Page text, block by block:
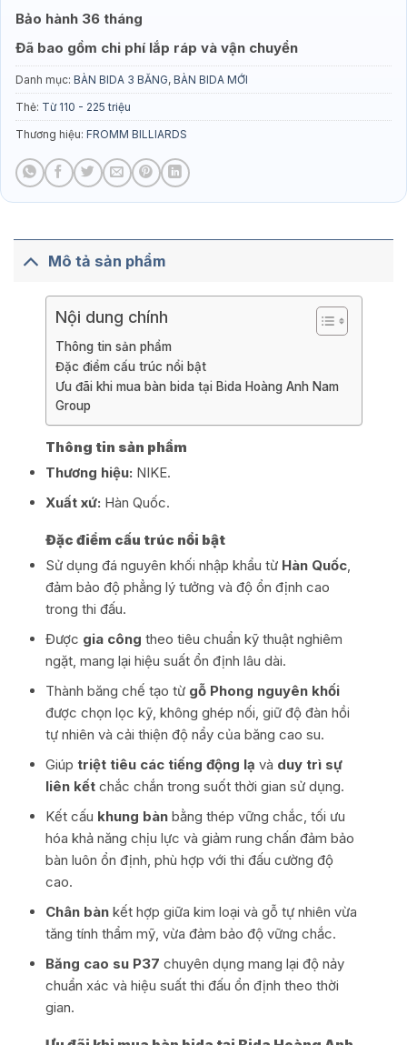
Bảo hành 36 tháng
Đã bao gồm chi phí lắp ráp và vận chuyển
Danh mục: BÀN BIDA 3 BĂNG, BÀN BIDA MỚI
Thẻ: Từ 110 - 225 triệu
Thương hiệu: FROMM BILLIARDS
Mô tả sản phẩm
Nội dung chính
Thông tin sản phẩm
Đặc điểm cấu trúc nổi bật
Ưu đãi khi mua bàn bida tại Bida Hoàng Anh Nam
Group
Thông tin sản phẩm
Thương hiệu: NIKE.
Xuất xứ: Hàn Quốc.
Đặc điểm cấu trúc nổi bật
Sử dụng đá nguyên khối nhập khẩu từ Hàn Quốc,
đảm bảo độ phẳng lý tưởng và độ ổn định cao
trong thi đấu.
Được gia công theo tiêu chuẩn kỹ thuật nghiêm
ngặt, mang lại hiệu suất ổn định lâu dài.
Thành băng chế tạo từ gỗ Phong nguyên khối
được chọn lọc kỹ, không ghép nối, giữ độ đàn hồi
tự nhiên và cải thiện độ nẩy của băng cao su.
Giúp triệt tiêu các tiếng động lạ và duy trì sự
liên kết chắc chắn trong suốt thời gian sử dụng.
Kết cấu khung bànbằng thép vững chắc, tối ưu
hóa khả năng chịu lực và giảm rung chấn đảm bảo
bàn luôn ổn định, phù hợp với thi đấu cường độ
cao.
Chân bànkết hợp giữa kim loại và gỗ tự nhiên vừa
tăng tính thẩm mỹ, vừa đảm bảo độ vững chắc.
Băng cao su P37 chuyên dụng mang lại độ nảy
chuẩn xác và hiệu suất thi đấu ổn định theo thời
gian.